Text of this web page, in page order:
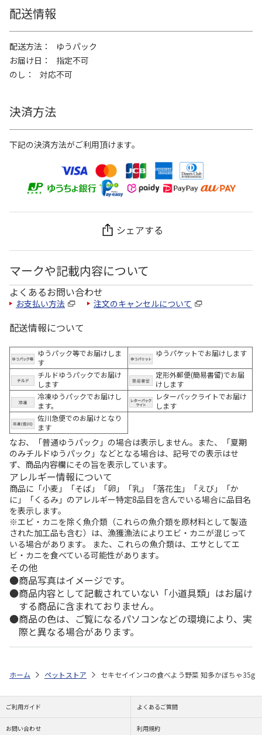
配送情報
配送方法
ゆうパック
お届け日
指定不可
のし
対応不可
決済方法
下記の決済方法がご利用頂けます。
シェアする
マークや記載内容について
よくあるお問い合わせ
お支払い方法 注文のキャンセルについて
配送情報について
ゆうパック等でお届けしま
す
ゆうパケットでお届けします
チルドゆうパックでお届け
します
定形外郵便(簡易書留)でお届
けします
冷凍ゆうパックでお届けし
ます。
レターパックライトでお届け
します
佐川急便でのお届けとなり
ます
なお、「普通ゆうパック」の場合は表示しません。また、「夏期
のみチルドゆうパック」などとなる場合は、記号での表示はせ
ず、商品内容欄にその旨を表示しています。
アレルギー情報について
商品に「小麦」「そば」「卵」「乳」「落花生」「えび」「か
に」「くるみ」のアレルギー特定8品目を含んでいる場合に品目名
を表示します。
※エビ・カニを除く魚介類（これらの魚介類を原材料として製造
された加工品も含む）は、漁獲漁法によりエビ・カニが混じって
いる場合があります。 また、これらの魚介類は、エサとしてエ
ビ・カニを食べている可能性があります。
その他
商品写真はイメージです。
商品内容として記載されていない「小道具類」はお届け
する商品に含まれておりません。
商品の色は、ご覧になるパソコンなどの環境により、実
際と異なる場合があります。
ホーム ペットストア セキセイインコの食べよう野菜 知多かぼちゃ35g
ご利用ガイド よくあるご質問
お問い合わせ 利用規約